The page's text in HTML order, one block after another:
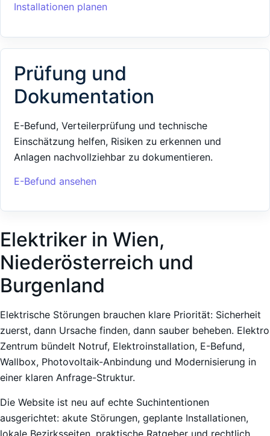
Installationen planen
Prüfung und
Dokumentation
E-Befund, Verteilerprüfung und technische
Einschätzung helfen, Risiken zu erkennen und
Anlagen nachvollziehbar zu dokumentieren.
E-Befund ansehen
Elektriker in Wien,
Niederösterreich und
Burgenland
Elektrische Störungen brauchen klare Priorität: Sicherheit
zuerst, dann Ursache finden, dann sauber beheben. Elektro
Zentrum bündelt Notruf, Elektroinstallation, E-Befund,
Wallbox, Photovoltaik-Anbindung und Modernisierung in
einer klaren Anfrage-Struktur.
Die Website ist neu auf echte Suchintentionen
ausgerichtet: akute Störungen, geplante Installationen,
lokale Bezirksseiten, praktische Ratgeber und rechtlich